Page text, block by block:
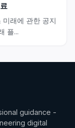
래에 관한 공지
플...
guidance -
digital